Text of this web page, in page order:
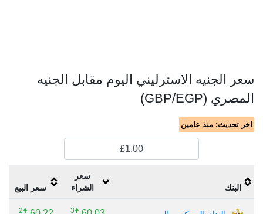
سعر الجنيه الاسترليني اليوم مقابل الجنيه
المصري (GBP/EGP)
اخر تحديث: منذ عامين
البنك
سعر
الشراء
سعر البيع
🠝3
🠝2